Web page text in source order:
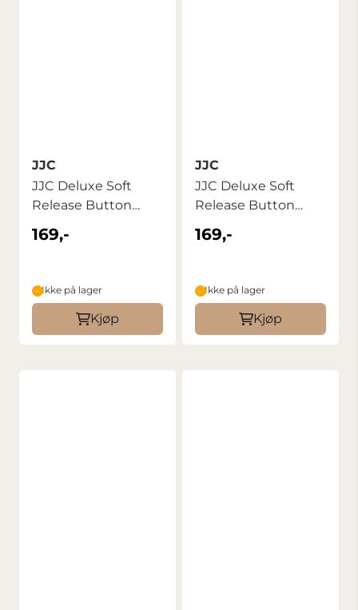
JJC
JJC Deluxe Soft
Release Button
SRB-DGD Svart
169,-
Ikke på lager
Kjøp
JJC
JJC Deluxe Soft
Release Button
SRB-GR Sort
169,-
Ikke på lager
Kjøp